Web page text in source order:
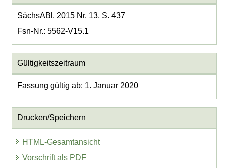
SächsABl. 2015 Nr. 13, S. 437
Fsn-Nr.: 5562-V15.1
Gültigkeitszeitraum
Fassung gültig ab: 1. Januar 2020
Drucken/Speichern
HTML-Gesamtansicht
Vorschrift als PDF